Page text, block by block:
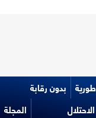
بدون رقابة
المجلة